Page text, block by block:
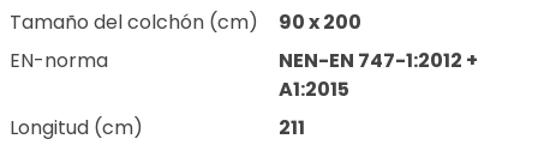
Tamaño del colchón (cm)
90 x 200
EN-norma
NEN-EN 747-1:2012 +
A1:2015
Longitud (cm)
211